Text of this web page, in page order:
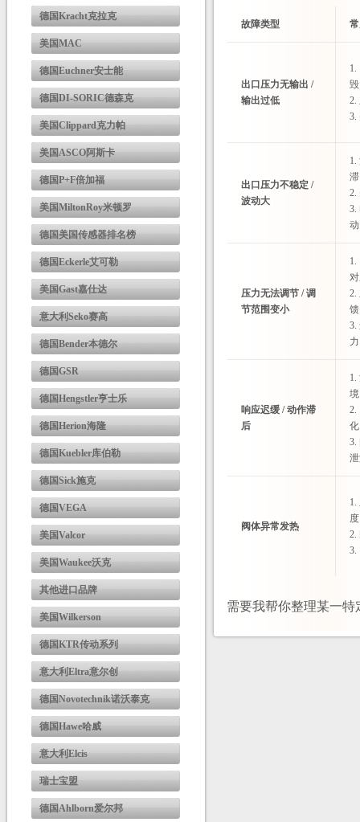
德国Kracht克拉克
美国MAC
德国Euchner安士能
德国DI-SORIC德森克
美国Clippard克力帕
美国ASCO阿斯卡
德国P+F倍加福
美国MiltonRoy米顿罗
德国美国传感器排名榜
德国Eckerle艾可勒
美国Gast嘉仕达
意大利Seko赛高
德国Bender本德尔
德国GSR
德国Hengstler亨士乐
德国Herion海隆
德国Kuebler库伯勒
德国Sick施克
德国VEGA
美国Valcor
美国Waukee沃克
其他进口品牌
美国Wilkerson
德国KTR传动系列
意大利Eltra意尔创
德国Novotechnik诺沃泰克
德国Hawe哈威
意大利Elcis
瑞士宝盟
德国Ahlborn爱尔邦
故障类型
出口压力无输出 /
输出过低
1.
毁
2.
3.
出口压力不稳定 /
波动大
1.
滞
2.
3.
动
压力无法调节 / 调
节范围变小
1.
2.
3.
力
响应迟缓 / 动作滞
后
1.
2.
3.
阀体异常发热
1.
2.
3.
需要我帮你整理某一